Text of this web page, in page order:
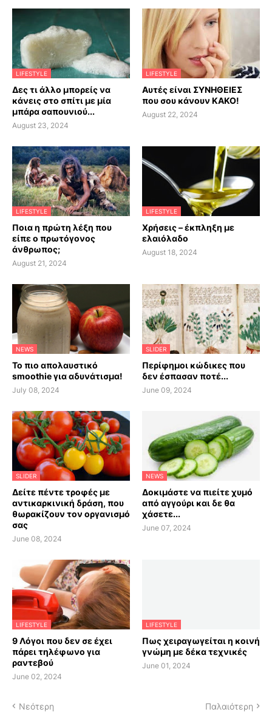
LIFESTYLE
Δες τι άλλο μπορείς να
κάνεις στο σπίτι με μία
μπάρα σαπουνιού...
August 23, 2024
LIFESTYLE
Αυτές είναι ΣΥΝΗΘΕΙΕΣ
που σου κάνουν ΚΑΚΟ!
August 22, 2024
LIFESTYLE
Ποια η πρώτη λέξη που
είπε ο πρωτόγονος
άνθρωπος;
August 21, 2024
LIFESTYLE
Χρήσεις – έκπληξη με
ελαιόλαδο
August 18, 2024
NEWS
Το πιο απολαυστικό
smoothie για αδυνάτισμα!
July 08, 2024
SLIDER
Περίφημοι κώδικες που
δεν έσπασαν ποτέ...
June 09, 2024
SLIDER
Δείτε πέντε τροφές με
αντικαρκινική δράση, που
θωρακίζουν τον οργανισμό
σας
June 08, 2024
NEWS
Δοκιμάστε να πιείτε χυμό
από αγγούρι και δε θα
χάσετε...
June 07, 2024
LIFESTYLE
9 Λόγοι που δεν σε έχει
πάρει τηλέφωνο για
ραντεβού
June 02, 2024
LIFESTYLE
Πως χειραγωγείται η κοινή
γνώμη με δέκα τεχνικές
June 01, 2024
Νεότερη Παλαιότερη